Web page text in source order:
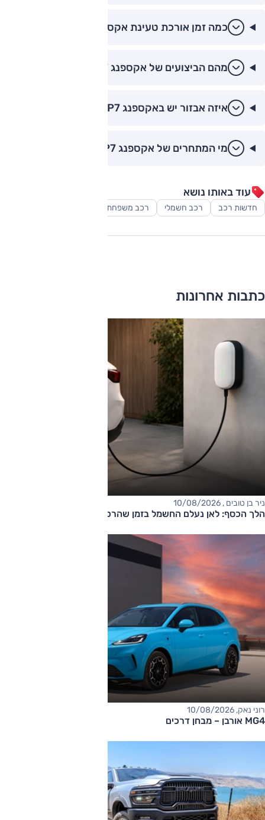
כמה זמן אורכת טעינת אקספנג P7+?
מהם הביצועים של אקספנג P7+?
איזה אבזור יש באקספנג P7+?
מי המתחרים של אקספנג P7+?
עוד באותו נושא
חדשות רכב רכב חשמלי רכב משפחתי
כתבות אחרונות
ניר בן טובים , 10/08/2026
הלך הכסף: לאן נעלם החשמל בזמן שהרכב מחובר לשקע?
רוני נאק, 10/08/2026
MG4 אורבן – מבחן דרכים